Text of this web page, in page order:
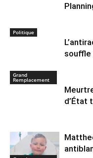
Politique
souffle
Grand
Remplacement
d’État